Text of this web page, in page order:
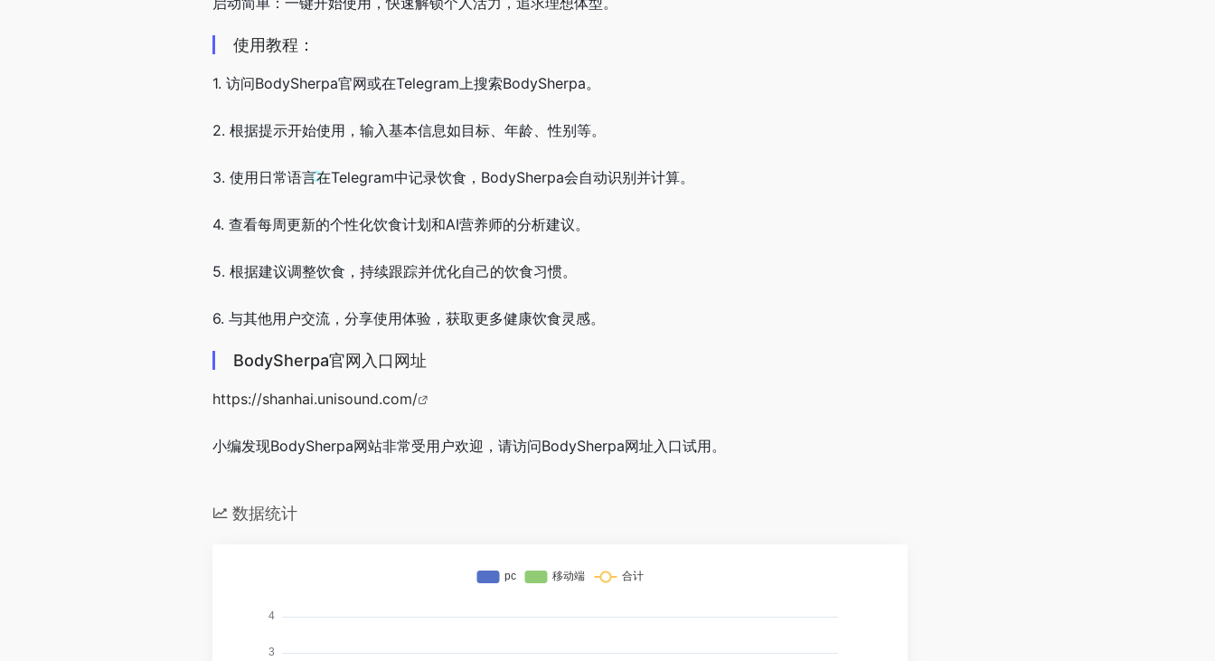
使用教程：
1. 访问BodySherpa官网或在Telegram上搜索BodySherpa。
2. 根据提示开始使用，输入基本信息如目标、年龄、性别等。
3. 使用日常语言在Telegram中记录饮食，BodySherpa会自动识别并计算。
4. 查看每周更新的个性化饮食计划和AI营养师的分析建议。
5. 根据建议调整饮食，持续跟踪并优化自己的饮食习惯。
6. 与其他用户交流，分享使用体验，获取更多健康饮食灵感。
BodySherpa官网入口网址
https://shanhai.unisound.com/
小编发现BodySherpa网站非常受用户欢迎，请访问BodySherpa网址入口试用。
数据统计